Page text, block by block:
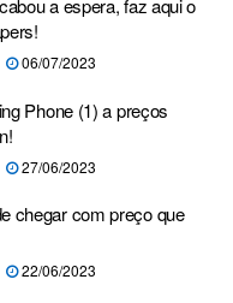
a espera, faz aqui o
06/07/2023
Phone (1) a preços
27/06/2023
chegar com preço que
22/06/2023